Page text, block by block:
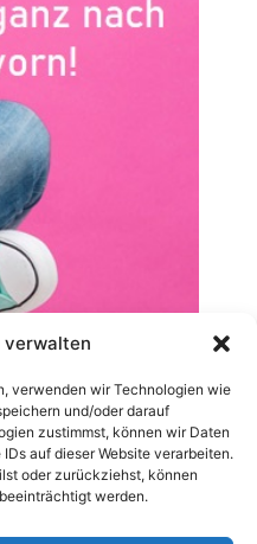
verwalten
verwenden wir Technologien wie
und/oder darauf
zustimmst, können wir Daten
auf dieser Website verarbeiten.
oder zurückziehst, können
werden.